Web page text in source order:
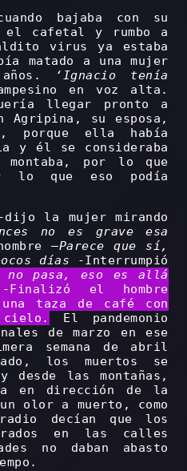
bajaba con su
el cafetal y rumbo a
virus ya estaba
matado a una mujer
‘Ignacio tenía
en voz alta.
llegar pronto a
Agripina, su esposa,
porque ella había
y él se consideraba
por lo que
lo que eso podía
la mujer mirando
no es grave esa
–Parece que sí,
días -Interrumpió
no pasa, eso es allá
el hombre
taza de café con
El pandemonio
de marzo en ese
semana de abril
los muertos se
desde las montañas,
en dirección de la
olor a muerto, como
decían que los
en las calles
no daban abasto